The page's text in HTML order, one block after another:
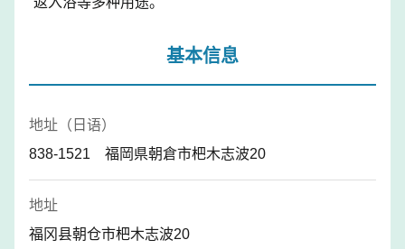
基本信息
地址（日语）
838-1521 福岡県朝倉市杷木志波20
地址
福冈县朝仓市杷木志波20